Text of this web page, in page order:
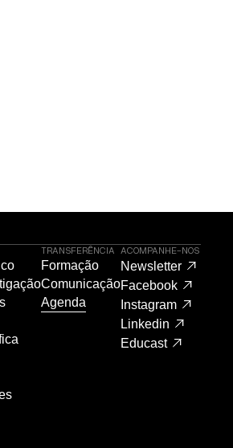
TRANSFERÊNCIA
Formação
Comunicação
Agenda
ACOMPANHE-NOS
Newsletter
Facebook
Instagram
Linkedin
Educast